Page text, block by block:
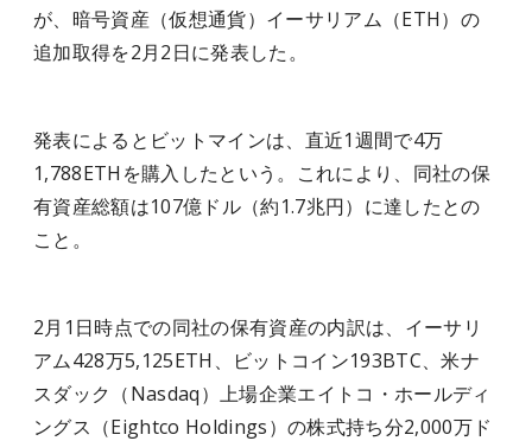
が、暗号資産（仮想通貨）イーサリアム（ETH）の
追加取得を2月2日に発表した。
発表によるとビットマインは、直近1週間で4万
1,788ETHを購入したという。これにより、同社の保
有資産総額は107億ドル（約1.7兆円）に達したとの
こと。
2月1日時点での同社の保有資産の内訳は、イーサリ
アム428万5,125ETH、ビットコイン193BTC、米ナ
スダック（Nasdaq）上場企業エイトコ・ホールディ
ングス（Eightco Holdings）の株式持ち分2,000万ド